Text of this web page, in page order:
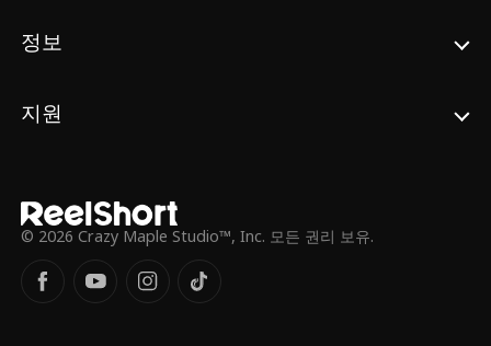
정보
지원
© 2026 Crazy Maple Studio™, Inc. 모든 권리 보유.